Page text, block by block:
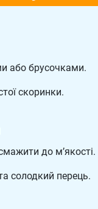
або брусочками.
скоринки.
до м’якості.
солодкий перець.